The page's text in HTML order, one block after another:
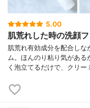
5.00
肌荒れした時の洗顔
肌荒れ有効成分を配合し
ム。ほんのり粘り気があ
く泡立てるだけで、クリ